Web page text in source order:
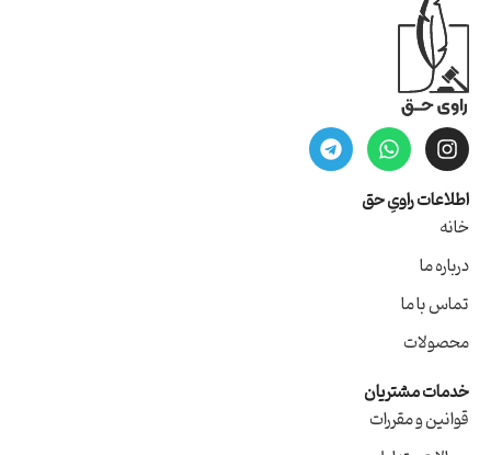
اطلاعات راویِ حق
خانه
درباره ما
تماس با ما
محصولات
خدمات مشتریان
قوانین و مقررات